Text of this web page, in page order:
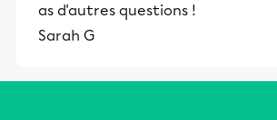
éducative.
as d'autres questions !
Sarah G